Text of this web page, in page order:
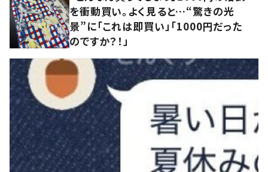
を衝動買い。よく見ると…“驚きの光
景”に「これは即買い」「1000円だった
のですか？！」